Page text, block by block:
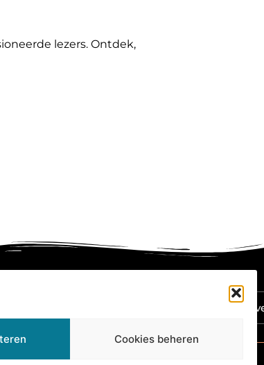
Cookies beheren
Ga Naar
lezers. Ontdek,